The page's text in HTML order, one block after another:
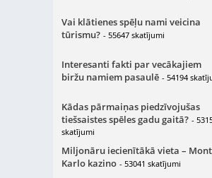
Vai klātienes spēļu nami veicina
tūrismu? - 55647 skatījumi
Interesanti fakti par vecākajiem
biržu namiem pasaulē - 54194
Kādas pārmaiņas piedzīvojušas
tiešsaistes spēles gadu gaitā? -
skatījumi
Miljonāru iecienītākā vieta –
Karlo kazino - 53041 skatījumi